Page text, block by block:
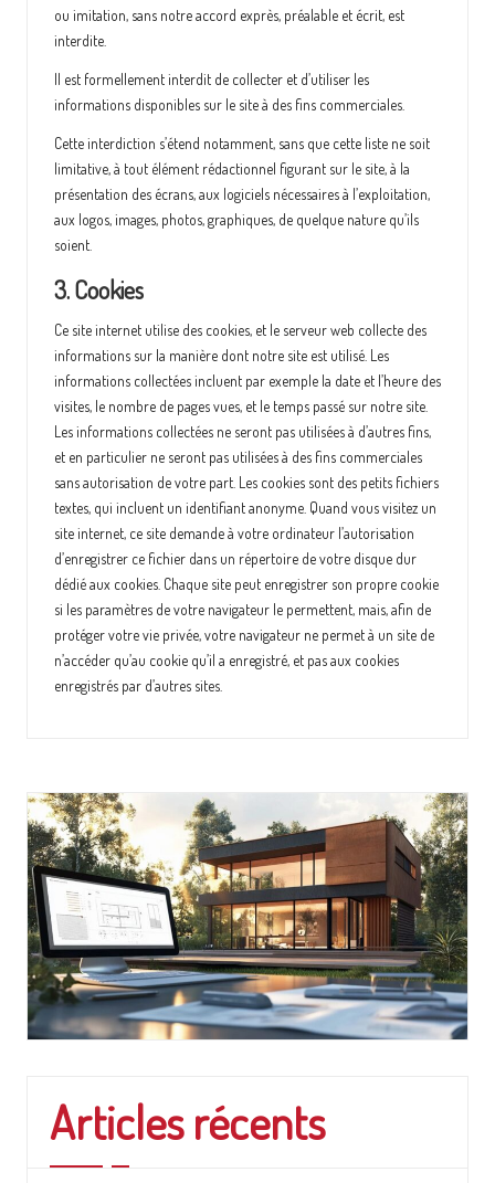
ou imitation, sans notre accord exprès, préalable et écrit, est
interdite.
Il est formellement interdit de collecter et d’utiliser les
informations disponibles sur le site à des fins commerciales.
Cette interdiction s’étend notamment, sans que cette liste ne soit
limitative, à tout élément rédactionnel figurant sur le site, à la
présentation des écrans, aux logiciels nécessaires à l’exploitation,
aux logos, images, photos, graphiques, de quelque nature qu’ils
soient.
3. Cookies
Ce site internet utilise des cookies, et le serveur web collecte des
informations sur la manière dont notre site est utilisé. Les
informations collectées incluent par exemple la date et l’heure des
visites, le nombre de pages vues, et le temps passé sur notre site.
Les informations collectées ne seront pas utilisées à d’autres fins,
et en particulier ne seront pas utilisées à des fins commerciales
sans autorisation de votre part. Les cookies sont des petits fichiers
textes, qui incluent un identifiant anonyme. Quand vous visitez un
site internet, ce site demande à votre ordinateur l’autorisation
d’enregistrer ce fichier dans un répertoire de votre disque dur
dédié aux cookies. Chaque site peut enregistrer son propre cookie
si les paramètres de votre navigateur le permettent, mais, afin de
protéger votre vie privée, votre navigateur ne permet à un site de
n’accéder qu’au cookie qu’il a enregistré, et pas aux cookies
enregistrés par d’autres sites.
Articles récents